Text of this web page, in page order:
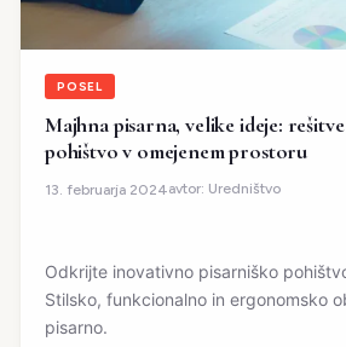
POSEL
Majhna pisarna, velike ideje:
pohištvo v omejenem prostoru
13. februarja 2024avtor: Uredništvo
Odkrijte inovativno pisarniško
Stilsko, funkcionalno in ergonomsko
pisarno.